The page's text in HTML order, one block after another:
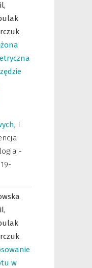
, I
-
w